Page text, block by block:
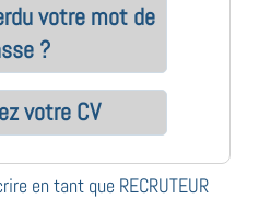
votre mot de
?
votre CV
en tant que RECRUTEUR